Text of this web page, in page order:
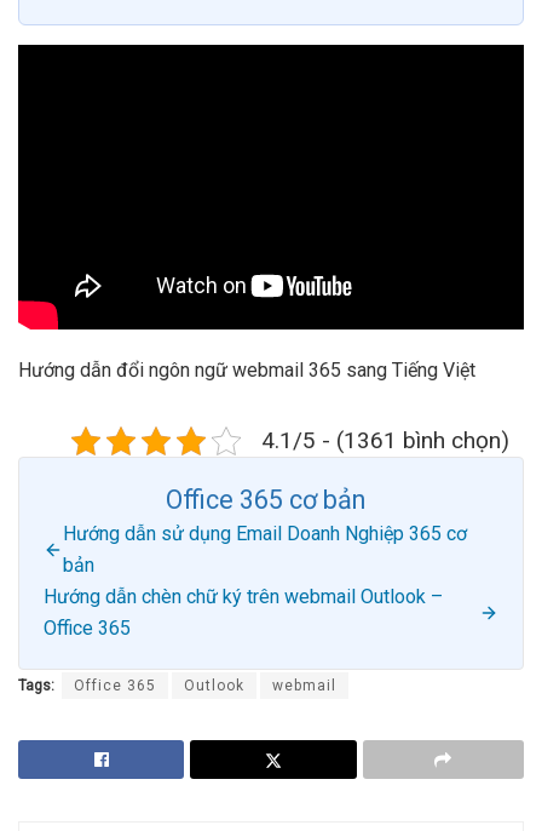
Hướng dẫn đổi ngôn ngữ webmail 365 sang Tiếng Việt
4.1/5 - (1361 bình chọn)
Office 365 cơ bản
Hướng dẫn sử dụng Email Doanh Nghiệp 365 cơ
bản
Hướng dẫn chèn chữ ký trên webmail Outlook –
Office 365
Tags: Office 365 Outlook webmail